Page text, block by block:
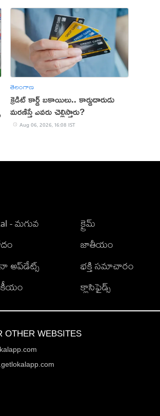
తెలంగాణ
క్రెడిట్ కార్డ్ బకాయిలు.. కార్డుదారుడు
మరణిస్తే ఎవరు చెల్లిస్తారు?
Aug 06, 2026, 16:08 IST
- మగువ
అప్‌డేట్స్
క్రైమ్
జాతీయం
భక్తి సమాచారం
క్లాసిఫైడ్స్
OTHER WEBSITES